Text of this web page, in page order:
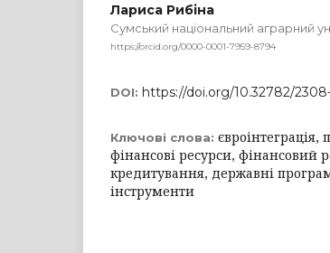
Лариса Рибіна
Сумський національний аграрний
https://orcid.org/0000-0001-7959-8794
DOI: https://doi.org/10.32782/
Ключові слова: євроінтеграція,
фінансові ресурси, фінансовий
кредитування, державні
інструменти